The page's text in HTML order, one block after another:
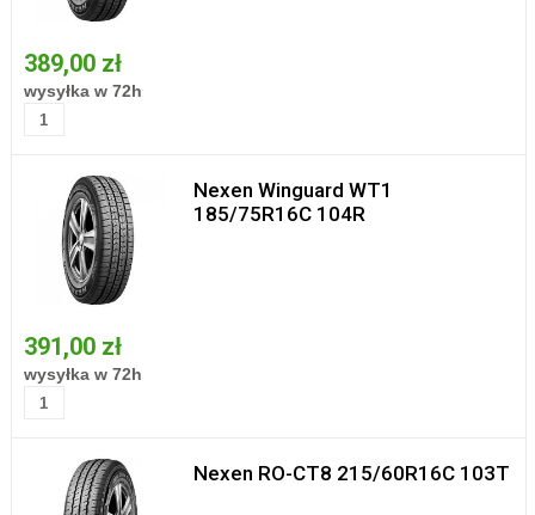
389,00 zł
wysyłka w 72h
Nexen Winguard WT1
185/75R16C 104R
391,00 zł
wysyłka w 72h
Nexen RO-CT8 215/60R16C 103T